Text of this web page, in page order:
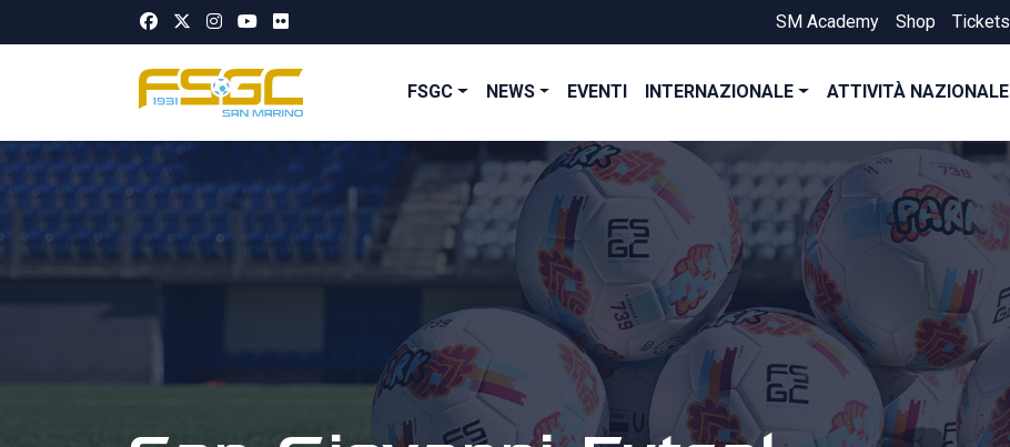
SM Academy Shop Tickets
FSGC NEWS EVENTI INTERNAZIONALE ATTIVITÀ NAZIONALE
San Giovanni Futsal